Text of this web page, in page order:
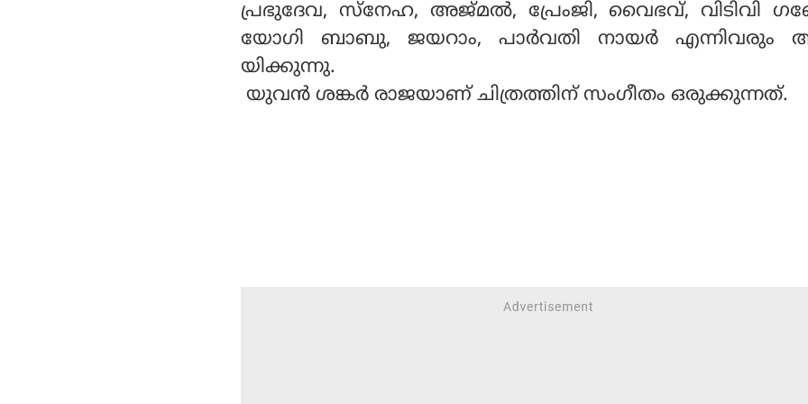
പ്രഭുദേവ, സ്‌നേഹ, അജ്മല്‍, പ്രേംജി, വൈഭവ്, വിടിവി
യോഗി ബാബു, ജയറാം, പാര്‍വതി നായര്‍ എന്നിവരും
യിക്കുന്നു.
യുവന്‍ ശങ്കര്‍ രാജയാണ് ചിത്രത്തിന് സംഗീതം ഒരുക്കുന്നത്.